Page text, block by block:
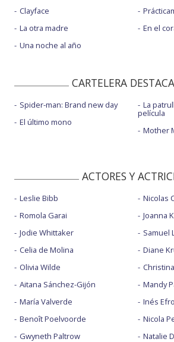
Clayface
La otra madre
Una noche al año
En el
CARTELERA
Spider-man: Brand new day
El último mono
La
película
Mother
ACTORES Y
Leslie Bibb
Romola Garai
Jodie Whittaker
Celia de Molina
Olivia Wilde
Aitana Sánchez-Gijón
María Valverde
Benoît Poelvoorde
Gwyneth Paltrow
Nicolas
Joanna
Samuel
Diane
Mandy
Inés
Nicola
Natalie